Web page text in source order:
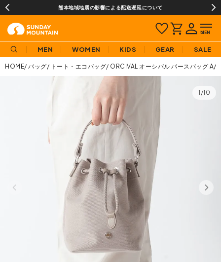
熊本地域地震の影響による配送遅延について
MEN WOMEN KIDS GEAR SALE
HOME バッグ トート・エコバッグ ORCIVAL オーシバル パースバッグ A/
1/10